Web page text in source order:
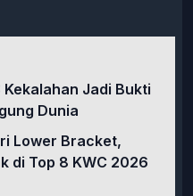
Jadi Bukti
Dunia
Lower Bracket,
di Top 8 KWC 2026